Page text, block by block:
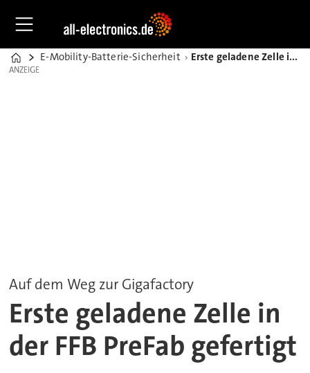
Home
E-Mobility-Batterie-Sicherheit Erste geladene Zelle in der FFB PreFab gefertigt
ANZEIGE
ANZEIGE
Auf dem Weg zur Gigafactory
Erste geladene Zelle in
der FFB PreFab gefertigt